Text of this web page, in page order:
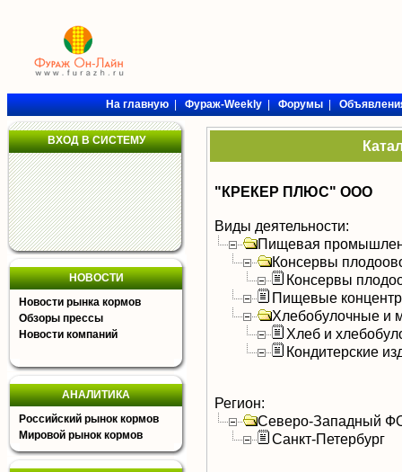
На главную|Фураж-Weekly|Форумы|
ВХОД В СИСТЕМУ
НОВОСТИ
Новости рынка кормов
Обзоры прессы
Новости компаний
АНАЛИТИКА
Российский рынок кормов
Мировой рынок кормов
"КРЕКЕР ПЛЮС" ООО
Виды деятельности:
Пищевая
Консервы
Консервы
Пищевые
Хлебобулочные и
Хлеб и
Кондитерские
Регион:
Северо-Западный
Санкт-Петербург